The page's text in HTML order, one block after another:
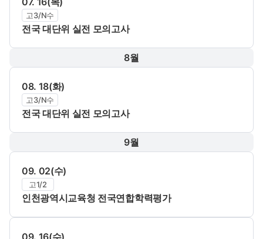
고3/N수
전국 대단위 실전 모의고사
8월
08. 18(화)
고3/N수
전국 대단위 실전 모의고사
9월
09. 02(수)
고1/2
인천광역시교육청 전국연합학력평가
09. 16(수)